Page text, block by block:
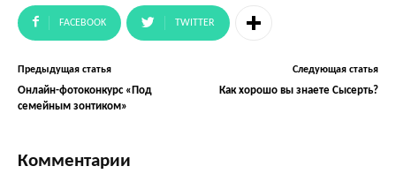
FACEBOOK TWITTER
Предыдущая статья
Онлайн-фотоконкурс «Под
семейным зонтиком»
Следующая статья
Как хорошо вы знаете Сысерть?
Комментарии